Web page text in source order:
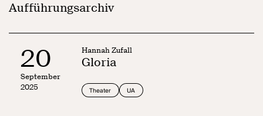
Aufführungsarchiv
20
September
2025
Hannah Zufall
Gloria
Theater UA